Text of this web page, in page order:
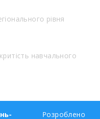
рівня
навчального
Розроблено